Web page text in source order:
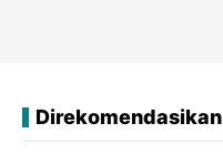
Direkomendasikan